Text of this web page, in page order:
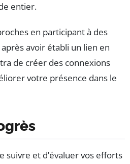
entier.
en participant à des
avoir établi un lien en
de créer des connexions
votre présence dans le
suivre et d’évaluer vos efforts